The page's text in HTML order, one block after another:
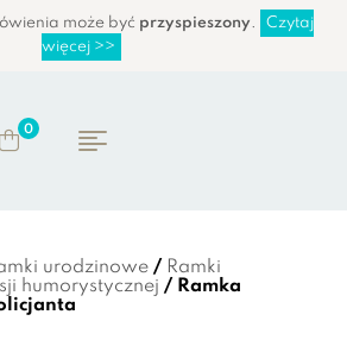
może być przyspieszony.
Czytaj
więcej >>
0
urodzinowe / Ramki
humorystycznej / Ramka